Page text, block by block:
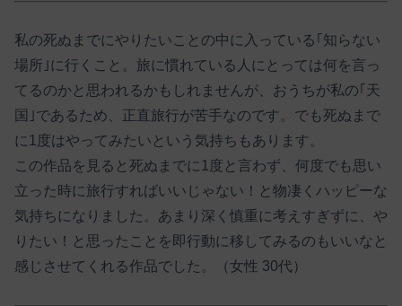
私の死ぬまでにやりたいことの中に入っている｢知らない
場所｣に行くこと。旅に慣れている人にとっては何を言っ
てるのかと思われるかもしれませんが、おうちが私の｢天
国｣であるため、正直旅行が苦手なのです。でも死ぬまで
に1度はやってみたいという気持ちもあります。
この作品を見ると死ぬまでに1度と言わず、何度でも思い
立った時に旅行すればいいじゃない！と物凄くハッピーな
気持ちになりました。あまり深く慎重に考えすぎずに、や
りたい！と思ったことを即行動に移してみるのもいいなと
感じさせてくれる作品でした。（女性 30代）